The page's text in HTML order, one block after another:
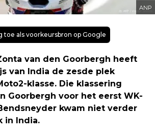
ANP
toe als voorkeursbron op Google
van den Goorbergh heeft
van India de zesde plek
klasse. Die klassering
Goorbergh voor het eerst WK-
kwam niet verder
in India.